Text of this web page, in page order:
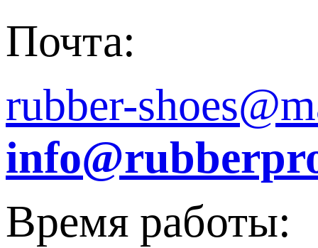
Почта:
rubber-
Время работы: